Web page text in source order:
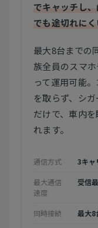
でキャッチし
でも途切れに
最大8台までの
族全員のスマ
って運用可能
を取らず、シ
だけで、車内
れます。
通信方式 3キャ
最大通信
速度
受信
同時接続 最大8